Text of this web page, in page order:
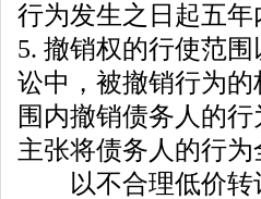
行为发生之日起五
5. 撤销权的行使范
讼中，被撤销行为
围内撤销债务人的
主张将债务人的行为
以不合理低价转